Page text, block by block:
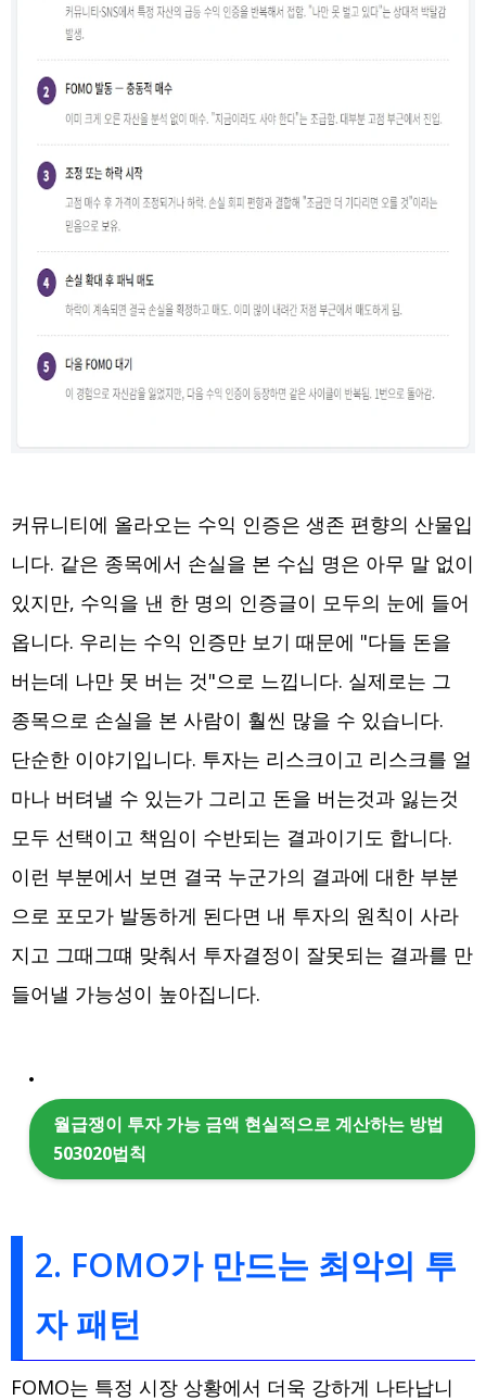
커뮤니티에 올라오는 수익 인증은 생존 편향의 산물입
니다. 같은 종목에서 손실을 본 수십 명은 아무 말 없이
있지만, 수익을 낸 한 명의 인증글이 모두의 눈에 들어
옵니다. 우리는 수익 인증만 보기 때문에 "다들 돈을
버는데 나만 못 버는 것"으로 느낍니다. 실제로는 그
종목으로 손실을 본 사람이 훨씬 많을 수 있습니다.
단순한 이야기입니다. 투자는 리스크이고 리스크를 얼
마나 버텨낼 수 있는가 그리고 돈을 버는것과 잃는것
모두 선택이고 책임이 수반되는 결과이기도 합니다.
이런 부분에서 보면 결국 누군가의 결과에 대한 부분
으로 포모가 발동하게 된다면 내 투자의 원칙이 사라
지고 그때그떄 맞춰서 투자결정이 잘못되는 결과를 만
들어낼 가능성이 높아집니다.
월급쟁이 투자 가능 금액 현실적으로 계산하는 방법
503020법칙
2. FOMO가 만드는 최악의 투
자 패턴
FOMO는 특정 시장 상황에서 더욱 강하게 나타납니